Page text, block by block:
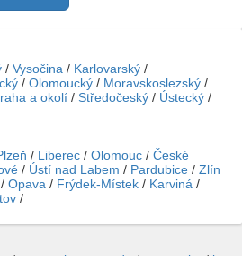
/ Vysočina / Karlovarský /
/ Olomoucký / Moravskoslezský /
a okolí / Středočeský / Ústecký /
/ Liberec / Olomouc / České
/ Ústí nad Labem / Pardubice / Zlín
/ Opava / Frýdek-Místek / Karviná /
/